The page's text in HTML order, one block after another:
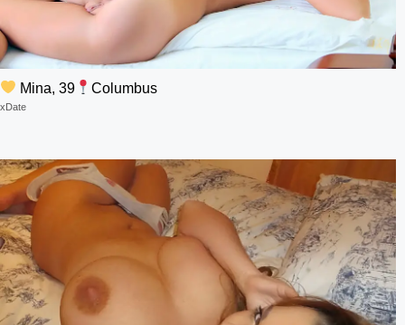
Mina, 39 Columbus
xDate